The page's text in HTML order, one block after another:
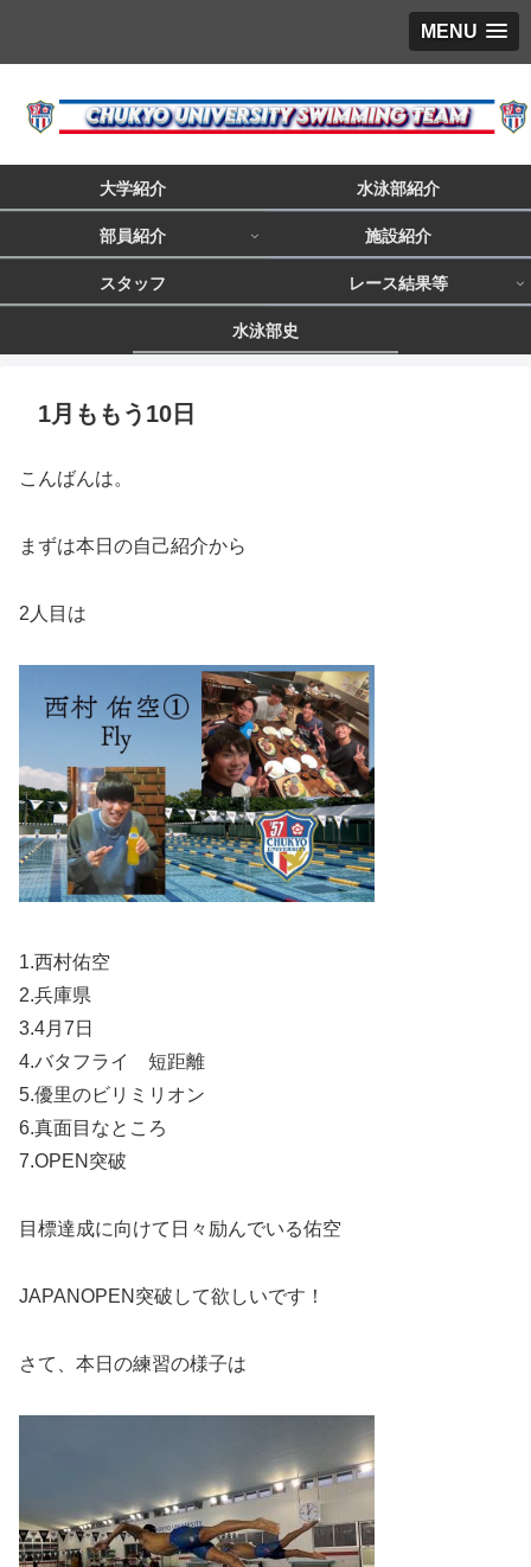
MENU
大学紹介 水泳部紹介
部員紹介 施設紹介
スタッフ レース結果等
水泳部史
1月ももう10日
こんばんは。
まずは本日の自己紹介から
2人目は
1.西村佑空
2.兵庫県
3.4月7日
4.バタフライ 短距離
5.優里のビリミリオン
6.真面目なところ
7.OPEN突破
目標達成に向けて日々励んでいる佑空
JAPANOPEN突破して欲しいです！
さて、本日の練習の様子は